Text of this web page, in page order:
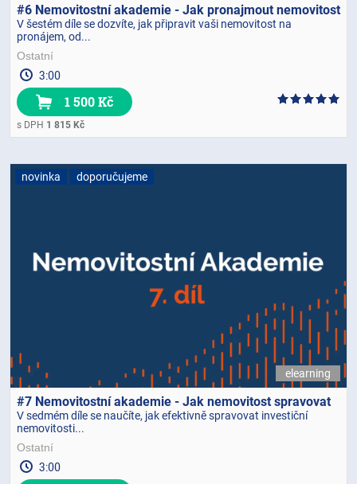
#6 Nemovitostní akademie - Jak pronajmout nemovitost
V šestém díle se dozvíte, jak připravit vaši nemovitost na
pronájem, od...
Ostatní
3:00
1 500 Kč
s DPH 1 815 Kč
novinka doporučujeme
elearning
#7 Nemovitostní akademie - Jak nemovitost spravovat
V sedmém díle se naučíte, jak efektivně spravovat investiční
nemovitosti...
Ostatní
3:00